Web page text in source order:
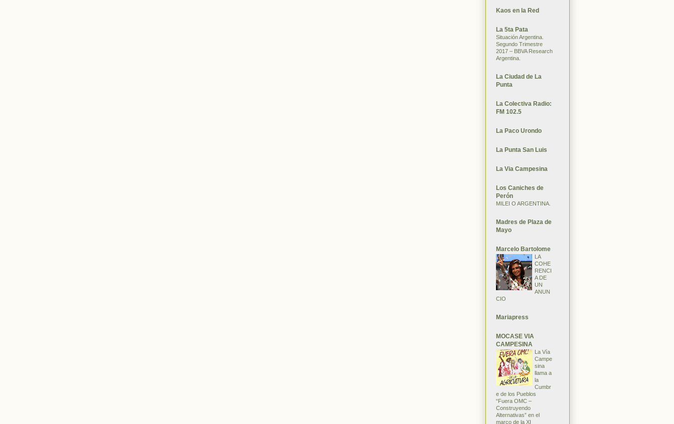
Kaos en la Red
La 5ta Pata
Situación Argentina.
Segundo Trimestre
2017 – BBVA Research
Argentina.
La Ciudad de La
Punta
La Colectiva Radio:
FM 102.5
La Paco Urondo
La Punta San Luis
La Via Campesina
Los Caniches de
Perón
MILEI O ARGENTINA.
Madres de Plaza de
Mayo
Marcelo Bartolome
LA
COHE
RENCI
A DE
UN
ANUN
CIO
Mariapress
MOCASE VIA
CAMPESINA
La Vía
Campe
sina
llama a
la
Cumbr
e de los Pueblos
“Fuera OMC –
Construyendo
Alternativas” en el
marco de la XI